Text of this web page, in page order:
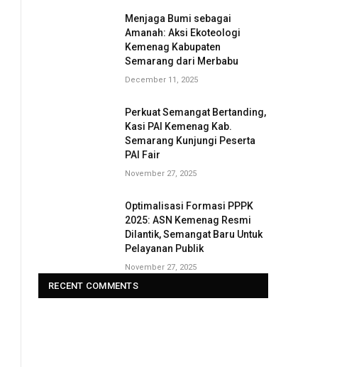
Menjaga Bumi sebagai
Amanah: Aksi Ekoteologi
Kemenag Kabupaten
Semarang dari Merbabu
December 11, 2025
Perkuat Semangat Bertanding,
Kasi PAI Kemenag Kab.
Semarang Kunjungi Peserta
PAI Fair
November 27, 2025
Optimalisasi Formasi PPPK
2025: ASN Kemenag Resmi
Dilantik, Semangat Baru Untuk
Pelayanan Publik
November 27, 2025
RECENT COMMENTS